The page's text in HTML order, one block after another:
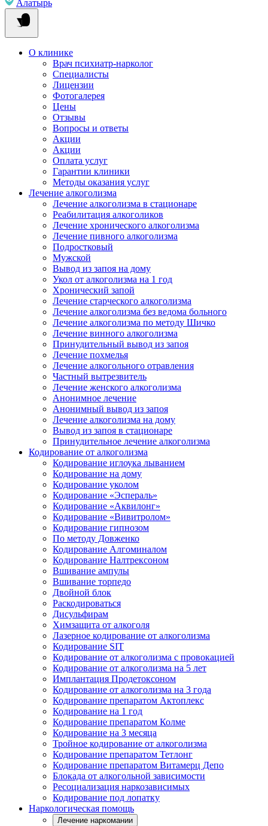
Алатырь
О клинике
Врач психиатр-нарколог
Специалисты
Лицензии
Фотогалерея
Цены
Отзывы
Вопросы и ответы
Акции
Акции
Оплата услуг
Гарантии клиники
Методы оказания услуг
Лечение алкоголизма
Лечение алкоголизма в стационаре
Реабилитация алкоголиков
Лечение хронического алкоголизма
Лечение пивного алкоголизма
Подростковый
Мужской
Вывод из запоя на дому
Укол от алкоголизма на 1 год
Хронический запой
Лечение старческого алкоголизма
Лечение алкоголизма без ведома больного
Лечение алкоголизма по методу Шичко
Лечение винного алкоголизма
Принудительный вывод из запоя
Лечение похмелья
Лечение алкогольного отравления
Частный вытрезвитель
Лечение женского алкоголизма
Анонимное лечение
Анонимный вывод из запоя
Лечение алкоголизма на дому
Вывод из запоя в стационаре
Принудительное лечение алкоголизма
Кодирование от алкоголизма
Кодирование иглоука лыванием
Кодирование на дому
Кодирование уколом
Кодирование «Эспераль»
Кодирование «Аквилонг»
Кодирование «Вивитролом»
Кодирование гипнозом
По методу Довженко
Кодирование Алгоминалом
Кодирование Налтрексоном
Вшивание ампулы
Вшивание торпедо
Двойной блок
Раскодироваться
Дисульфирам
Химзащита от алкоголя
Лазерное кодирование от алкоголизма
Кодирование SIT
Кодирование от алкоголизма с провокацией
Кодирование от алкоголизма на 5 лет
Имплантация Продетоксоном
Кодирование от алкоголизма на 3 года
Кодирование препаратом Актоплекс
Кодирование на 1 год
Кодирование препаратом Колме
Кодирование на 3 месяца
Тройное кодирование от алкоголизма
Кодирование препаратом Тетлонг
Кодирование препаратом Витамерц Депо
Блокада от алкогольной зависимости
Ресоциализация наркозависимых
Кодирование под лопатку
Наркологическая помощь
Лечение наркомании